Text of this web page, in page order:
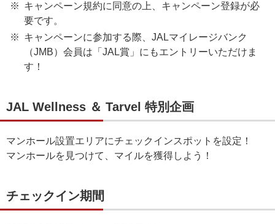
キャンペーン規約に同意の上、キャンペーン登録が必
要です。
キャンペーンに参加する際、JALマイレージバンク
（JMB）会員は「JAL賞」にもエントリーいただけま
す！
JAL Wellness ＆ Tarvel 特別企画
マンホール設置エリアにチェックインスポットを設定！
マンホールを見つけて、マイルを獲得しよう！
チェックイン期間